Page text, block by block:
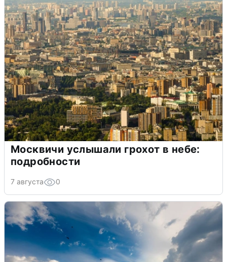
Москвичи услышали грохот в небе:
подробности
7 августа 0